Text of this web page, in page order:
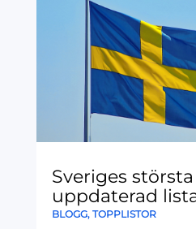
Sveriges
uppdaterad
BLOGG, TOPPLISTOR